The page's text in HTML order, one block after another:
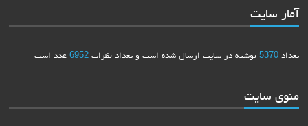
آمار سایت
تعداد5370 نوشته در سایت ارسال شده است و تعداد نظرات6952 عدد است
منوی سایت